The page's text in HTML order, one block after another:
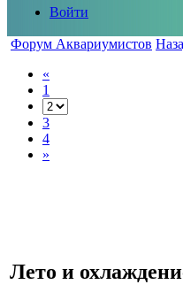
Войти
Форум Аквариумистов
«
1
3
4
»
Лето и